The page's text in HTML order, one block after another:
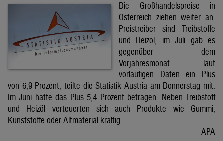
Die Großhandelspreise in
Österreich ziehen weiter an.
Preistreiber sind Treibstoffe
und Heizöl, im Juli gab es
gegenüber dem
Vorjahresmonat laut
vorläufigen Daten ein Plus
von 6,9 Prozent, teilte die Statistik Austria am Donnerstag mit.
Im Juni hatte das Plus 5,4 Prozent betragen. Neben Treibstoff
und Heizöl verteuerten sich auch Produkte wie Gummi,
Kunststoffe oder Altmaterial kräftig.
APA